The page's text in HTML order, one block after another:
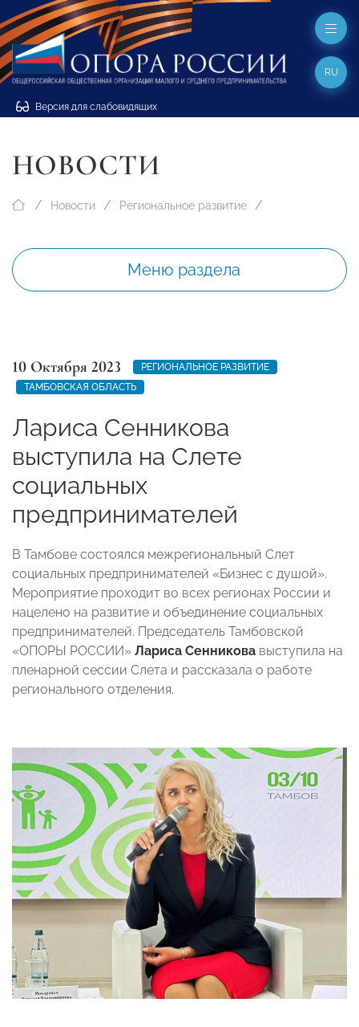
Версия для слабовидящих
RU
НОВОСТИ
Новости Региональное развитие
Меню раздела
10 Октября 2023
РЕГИОНАЛЬНОЕ РАЗВИТИЕ
ТАМБОВСКАЯ ОБЛАСТЬ
Лариса Сенникова
выступила на Слете
социальных
предпринимателей
В Тамбове состоялся межрегиональный Слет
социальных предпринимателей «Бизнес с душой».
Мероприятие проходит во всех регионах России и
нацелено на развитие и объединение социальных
предпринимателей. Председатель Тамбовской
«ОПОРЫ РОССИИ» Лариса Сенникова выступила на
пленарной сессии Слета и рассказала о работе
регионального отделения.